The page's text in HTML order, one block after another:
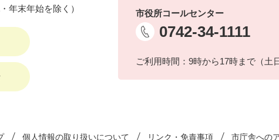
年末年始を除く）
市役所コールセンター
0742-34-1111
ご利用時間：9時から17時まで（土
個人情報の取り扱いについて リンク・免責事項 市庁舎への